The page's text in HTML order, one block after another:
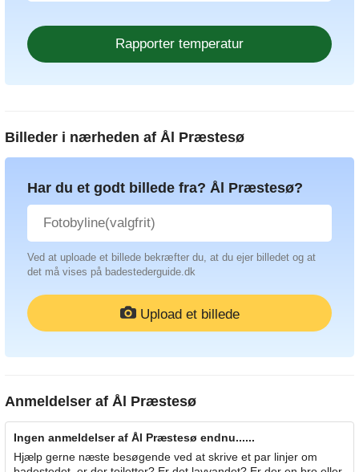
Billeder i nærheden af Ål Præstesø
Har du et godt billede fra? Ål Præstesø?
Ved at uploade et billede bekræfter du, at du ejer billedet og at
det må vises på badestederguide.dk
Upload et billede
Anmeldelser af Ål Præstesø
Ingen anmeldelser af Ål Præstesø endnu......
Hjælp gerne næste besøgende ved at skrive et par linjer om